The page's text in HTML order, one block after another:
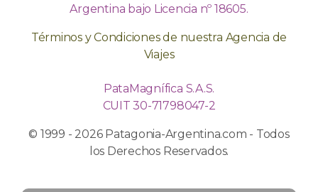
Argentina bajo Licencia nº 18605.
Términos y Condiciones de nuestra Agencia de
Viajes
PataMagnífica S.A.S.
CUIT 30-71798047-2
© 1999 - 2026 Patagonia-Argentina.com - Todos
los Derechos Reservados.